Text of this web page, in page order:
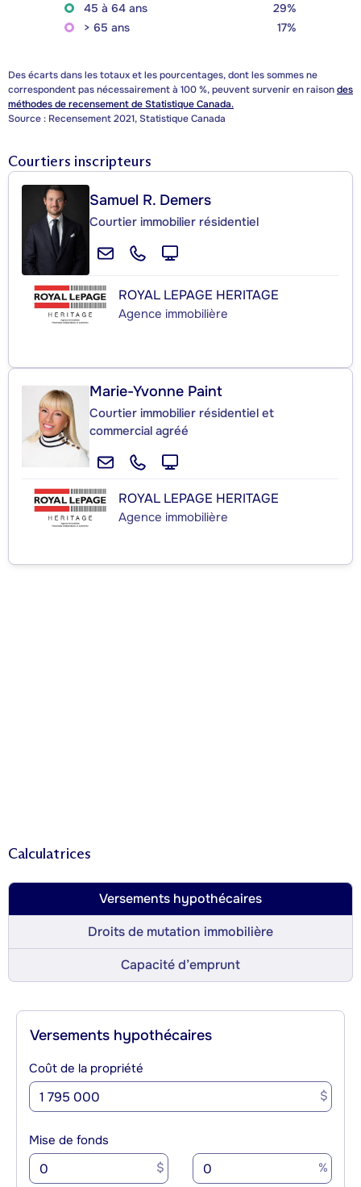
45 à 64 ans
29%
> 65 ans
17%
Des écarts dans les totaux et les pourcentages, dont les sommes ne
correspondent pas nécessairement à 100 %, peuvent survenir en raisondes
méthodes de recensement de Statistique Canada.
Source : Recensement 2021, Statistique Canada
Courtiers inscripteurs
Samuel R. Demers
Courtier immobilier résidentiel
ROYAL LEPAGE HERITAGE
Agence immobilière
Marie-Yvonne Paint
Courtier immobilier résidentiel et
commercial agréé
ROYAL LEPAGE HERITAGE
Agence immobilière
Calculatrices
Versements hypothécaires
Droits de mutation immobilière
Capacité d’emprunt
Versements hypothécaires
Coût de la propriété
$
Mise de fonds
$ %